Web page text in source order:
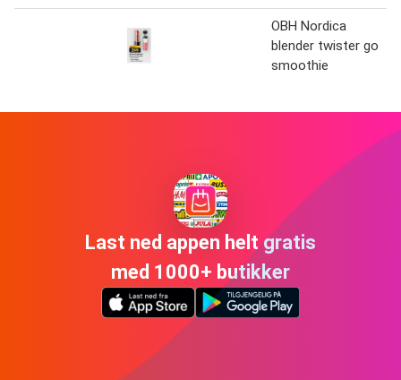
OBH Nordica
blender twister go
smoothie
Last ned appen helt gratis
med 1000+ butikker